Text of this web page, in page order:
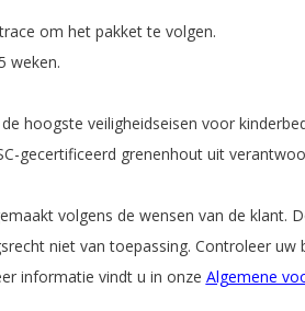
om het pakket te volgen.
weken.
hoogste veiligheidseisen voor
gecertificeerd grenenhout uit
volgens de wensen van de klant.
niet van toepassing. Controleer uw
informatie vindt u in onze Algemene